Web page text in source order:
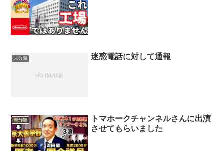
未分類 迷惑電話に対して通報
未分類
トマホークチャンネルさんに出演
させてもらいました